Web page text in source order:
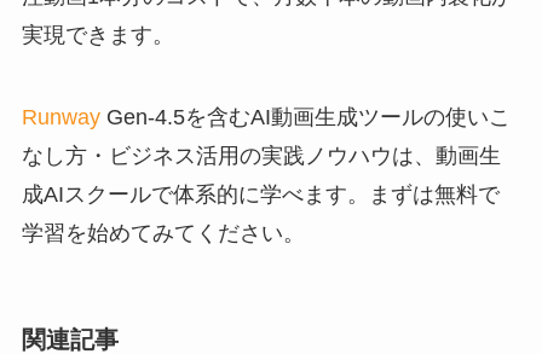
実現できます。
RunwayGen-4.5を含むAI動画生成ツールの使いこ
なし方・ビジネス活用の実践ノウハウは、動画生
成AIスクールで体系的に学べます。まずは無料で
学習を始めてみてください。
関連記事